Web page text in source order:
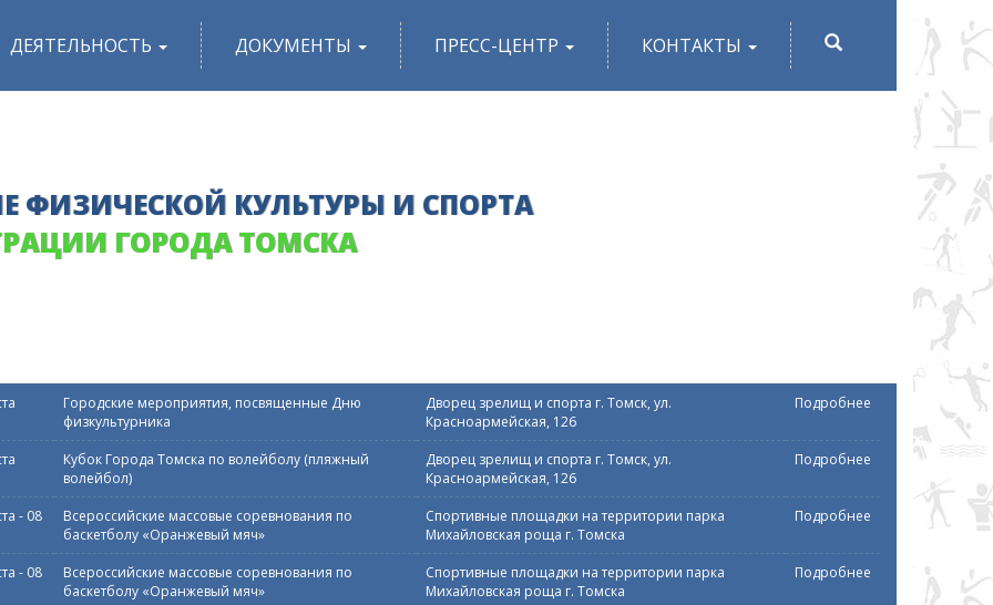
ДЕЯТЕЛЬНОСТЬ ДОКУМЕНТЫ ПРЕСС-ЦЕНТР КОНТАКТЫ
ФИЗИЧЕСКОЙ КУЛЬТУРЫ И СПОРТА
ГОРОДА ТОМСКА
Городские мероприятия, посвященные Дню
физкультурника
Дворец зрелищ и спорта г. Томск, ул.
Красноармейская, 126
Подробнее
Кубок Города Томска по волейболу (пляжный
волейбол)
Дворец зрелищ и спорта г. Томск, ул.
Красноармейская, 126
Подробнее
- 08
Всероссийские массовые соревнования по
баскетболу «Оранжевый мяч»
Спортивные площадки на территории парка
Михайловская роща г. Томска
Подробнее
- 08
Всероссийские массовые соревнования по
баскетболу «Оранжевый мяч»
Спортивные площадки на территории парка
Михайловская роща г. Томска
Подробнее